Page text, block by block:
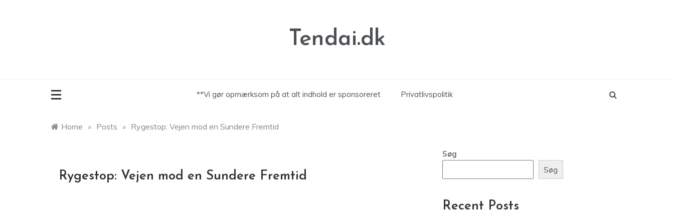
Tendai.dk
**Vi gør opmærksom på at alt indhold er sponsoreret Privatlivspolitik
Home » Posts » Rygestop: Vejen mod en Sundere Fremtid
Rygestop: Vejen mod en Sundere Fremtid
Søg
Søg
Recent Posts